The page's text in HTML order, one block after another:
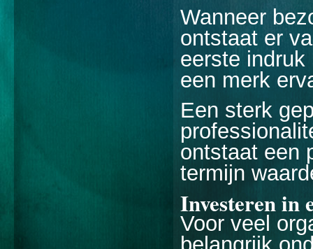
Wanneer
ontstaat er
eerste
een merk
Een sterk
ontstaat een
termijn
Investeren in
Voor veel